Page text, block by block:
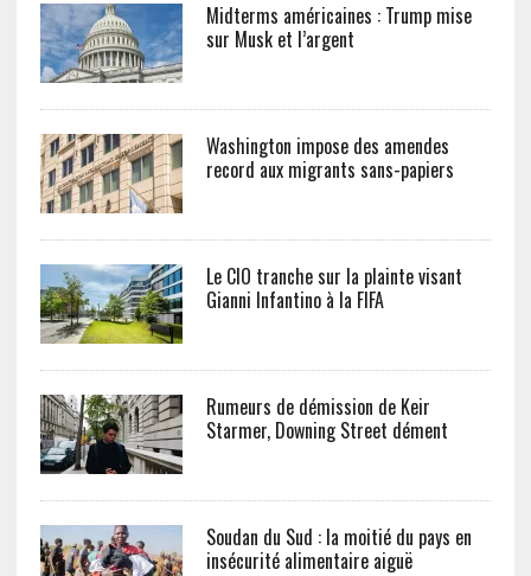
Midterms américaines : Trump mise
sur Musk et l’argent
Washington impose des amendes
record aux migrants sans-papiers
Le CIO tranche sur la plainte visant
Gianni Infantino à la FIFA
Rumeurs de démission de Keir
Starmer, Downing Street dément
Soudan du Sud : la moitié du pays en
insécurité alimentaire aiguë